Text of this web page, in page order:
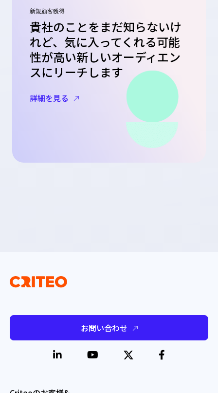
新規顧客獲得
貴社のことをまだ知らないけ
れど、気に入ってくれる可能
性が高い新しいオーディエン
スにリーチします
詳細を見る
お問い合わせ